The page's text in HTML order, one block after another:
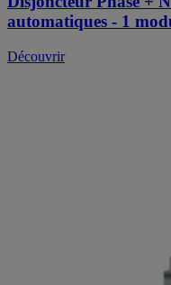
automatiques - 1
Découvrir